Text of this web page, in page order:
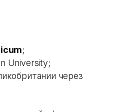
;
University;
через